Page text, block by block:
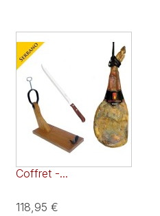
Coffret -...
118,95 €